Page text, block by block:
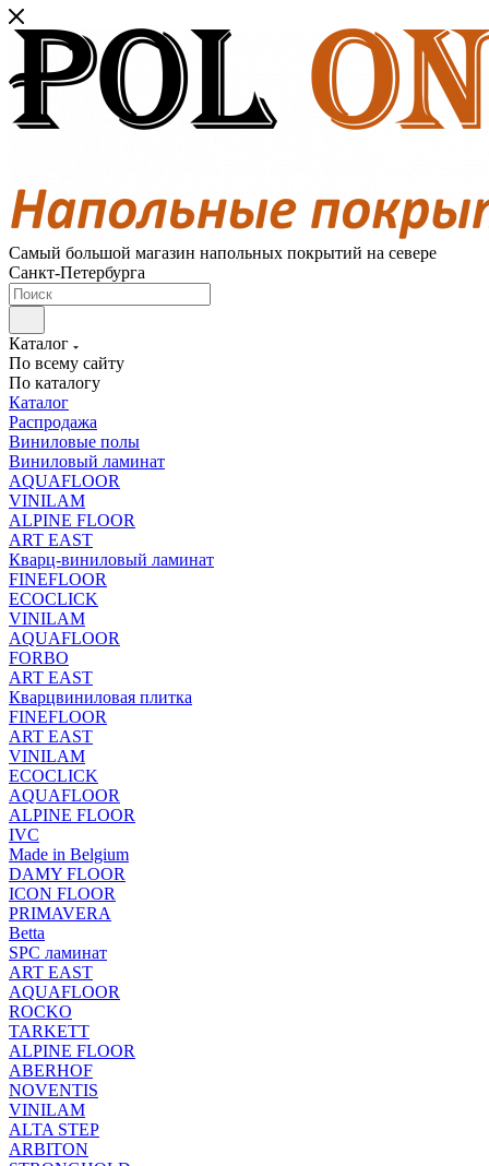
Самый большой магазин напольных покрытий на севере
Санкт-Петербурга
Каталог
По всему сайту
По каталогу
Каталог
Распродажа
Виниловые полы
Виниловый ламинат
AQUAFLOOR
VINILAM
ALPINE FLOOR
ART EAST
Кварц-виниловый ламинат
FINEFLOOR
ECOCLICK
VINILAM
AQUAFLOOR
FORBO
ART EAST
Кварцвиниловая плитка
FINEFLOOR
ART EAST
VINILAM
ECOCLICK
AQUAFLOOR
ALPINE FLOOR
IVC
Made in Belgium
DAMY FLOOR
ICON FLOOR
PRIMAVERA
Betta
SPC ламинат
ART EAST
AQUAFLOOR
ROCKO
TARKETT
ALPINE FLOOR
ABERHOF
NOVENTIS
VINILAM
ALTA STEP
ARBITON